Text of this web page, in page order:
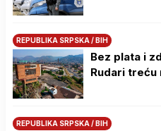
REPUBLIKA SRPSKA / BIH
Bez plata i
Rudari treću
REPUBLIKA SRPSKA / BIH